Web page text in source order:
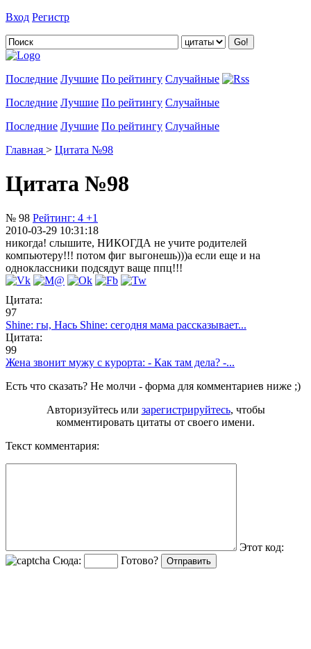
Вход Регистр
Последние Лучшие По рейтингу Случайные
Последние Лучшие По рейтингу Случайные
Последние Лучшие По рейтингу Случайные
Главная > Цитата №98
Цитата №98
№ 98 Рейтинг: 4 +1
2010-03-29 10:31:18
никогда! слышите, НИКОГДА не учите родителей
компьютеру!!! потом фиг выгонешь)))а если еще и на
одноклассники подсядут ваще ппц!!!
Цитата:
97
Shine: гы, Нась Shine: сегодня мама рассказывает...
Цитата:
99
Жена звонит мужу с курорта: - Как там дела? -...
Есть что сказать? Не молчи - форма для комментариев ниже ;)
Авторизуйтесь или зарегистрируйтесь, чтобы
комментировать цитаты от своего имени.
Текст комментария:
Этот код:
Сюда:
Готово?